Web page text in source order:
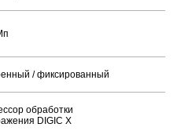
/ фиксированный
обработки
DIGIC X